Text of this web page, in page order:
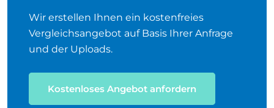
Wir erstellen Ihnen ein kostenfreies
Vergleichsangebot auf Basis Ihrer Anfrage
und der Uploads.
Kostenloses Angebot anfordern